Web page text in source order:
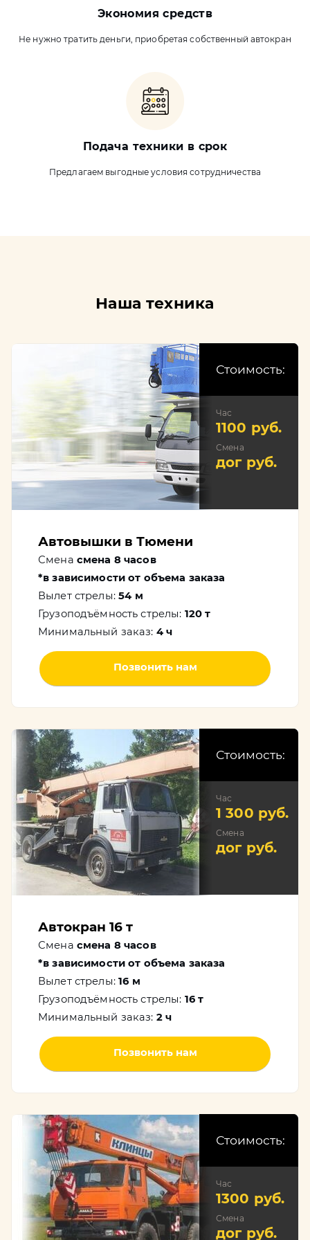
Экономия средств
Не нужно тратить деньги, приобретая собственный автокран
Подача техники в срок
Предлагаем выгодные условия сотрудничества
Наша техника
Стоимость:
Час
1100 руб.
Смена
дог руб.
Автовышки в Тюмени
Смена смена 8 часов
*в зависимости от объема заказа
Вылет стрелы:54 м
Грузоподъёмность стрелы: 120 т
Минимальный заказ: 4 ч
Позвонить нам
Стоимость:
Час
1 300 руб.
Смена
дог руб.
Автокран 16 т
Смена смена 8 часов
*в зависимости от объема заказа
Вылет стрелы:16 м
Грузоподъёмность стрелы: 16 т
Минимальный заказ: 2 ч
Позвонить нам
Стоимость:
Час
1300 руб.
Смена
дог руб.